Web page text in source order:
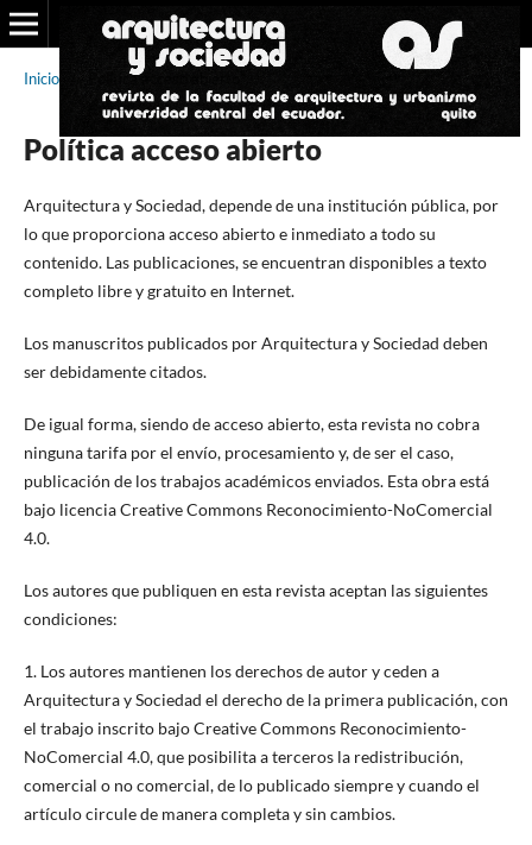
Inicio Política acceso abierto
Política acceso abierto
Arquitectura y Sociedad, depende de una institución pública, por
lo que proporciona acceso abierto e inmediato a todo su
contenido. Las publicaciones, se encuentran disponibles a texto
completo libre y gratuito en Internet.
Los manuscritos publicados por Arquitectura y Sociedad deben
ser debidamente citados.
De igual forma, siendo de acceso abierto, esta revista no cobra
ninguna tarifa por el envío, procesamiento y, de ser el caso,
publicación de los trabajos académicos enviados. Esta obra está
bajo licencia Creative Commons Reconocimiento-NoComercial
4.0.
Los autores que publiquen en esta revista aceptan las siguientes
condiciones:
1. Los autores mantienen los derechos de autor y ceden a
Arquitectura y Sociedad el derecho de la primera publicación, con
el trabajo inscrito bajo Creative Commons Reconocimiento-
NoComercial 4.0, que posibilita a terceros la redistribución,
comercial o no comercial, de lo publicado siempre y cuando el
artículo circule de manera completa y sin cambios.